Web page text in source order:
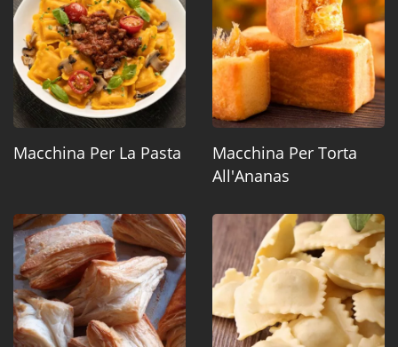
Macchina Per La Pasta
Macchina Per Torta
All'Ananas